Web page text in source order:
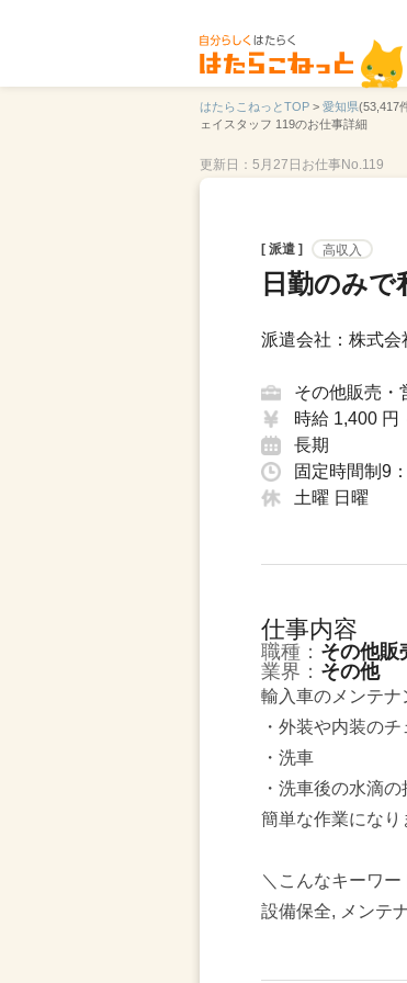
はたらこねっとTOP > 愛知県(53,417
ェイスタッフ 119のお仕事詳細
更新日：5月27日 お仕事No.119
[ 派遣 ] 高収入
日勤のみ
派遣会社：株式会
その他販売・
時給 1,400 円
長期
固定時間制9
土曜 日曜
仕事内容
職種： その他販
業界： その他
輸入車のメンテナ
・外装や内装のチ
・洗車
・洗車後の水滴
簡単な作業になり
＼こんなキーワ
設備保全, メンテ